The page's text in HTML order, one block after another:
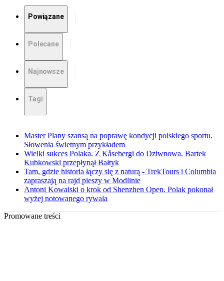
Powiązane
Polecane
Najnowsze
Tagi
Master Plany szansą na poprawę kondycji polskiego sportu.
Słowenia świetnym przykładem
Wielki sukces Polaka. Z Kåsebergi do Dziwnowa. Bartek
Kubkowski przepłynął Bałtyk
Tam, gdzie historia łączy się z naturą - TrekTours i Columbia
zapraszają na rajd pieszy w Modlinie
Antoni Kowalski o krok od Shenzhen Open. Polak pokonał
wyżej notowanego rywala
Promowane treści